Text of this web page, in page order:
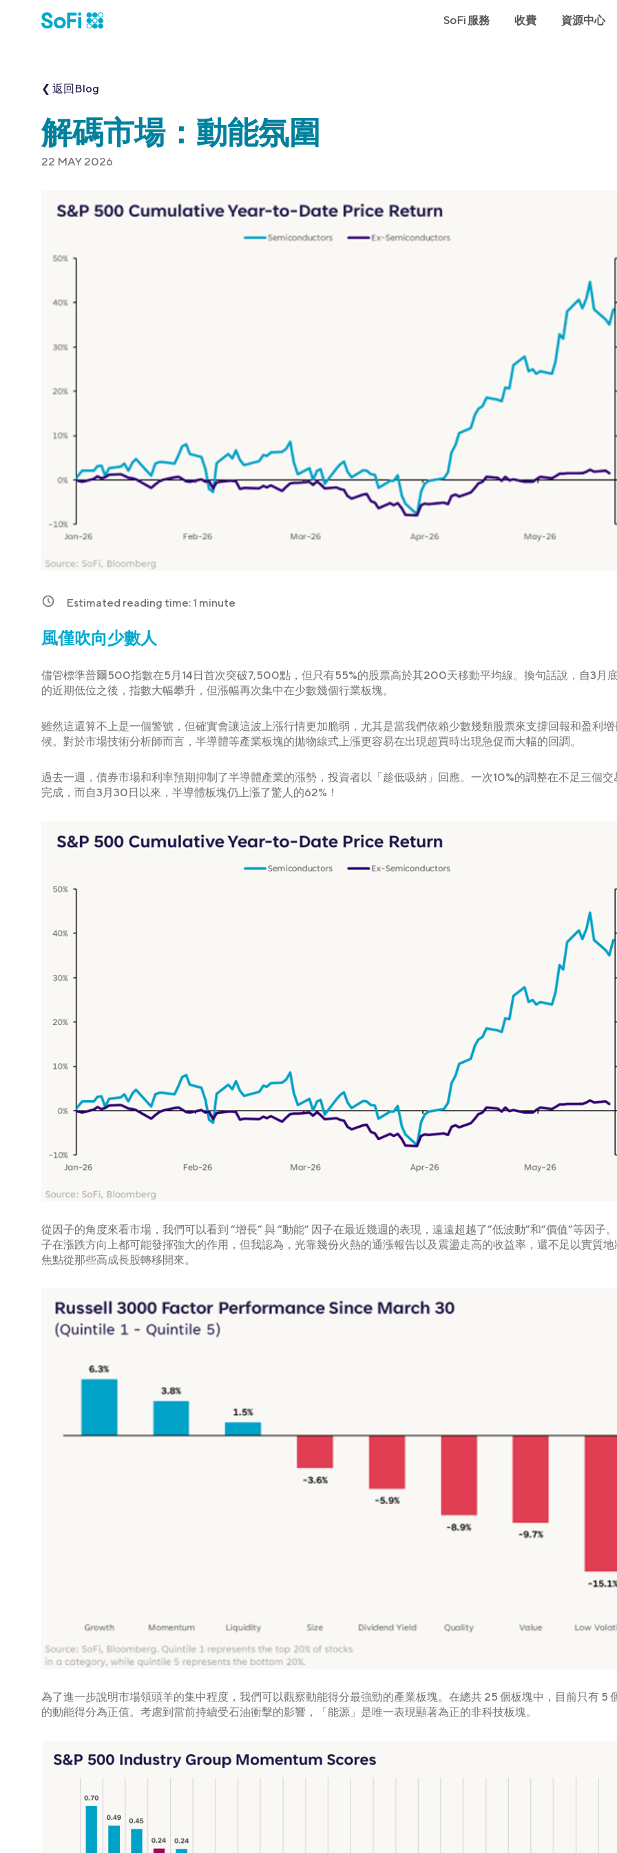
SoFi 服務 收費 資源中心
❮ 返回Blog
解碼市場：動能氛圍
22 MAY 2026
Estimated reading time: 1 minute
風僅吹向少數人
儘管標準普爾500指數在5月14日首次突破7,500點，但只有55%的股票高於其200天移動平均線。換句話說，自3月
的近期低位之後，指數大幅攀升，但漲幅再次集中在少數幾個行業板塊。
雖然這還算不上是一個警號，但確實會讓這波上漲行情更加脆弱，尤其是當我們依賴少數幾類股票來支撐回報和盈利增
候。對於市場技術分析師而言，半導體等產業板塊的拋物線式上漲更容易在出現超買時出現急促而大幅的回調。
過去一週，債券市場和利率預期抑制了半導體產業的漲勢，投資者以「趁低吸納」回應。一次10%的調整在不足三個交
完成，而自3月30日以來，半導體板塊仍上漲了驚人的62%！
從因子的角度來看市場，我們可以看到 “增長” 與 “動能” 因子在最近幾週的表現，遠遠超越了”低波動”和”價值”等因子
子在漲跌方向上都可能發揮強大的作用，但我認為，光靠幾份火熱的通漲報告以及震盪走高的收益率，還不足以實質地
焦點從那些高成長股轉移開來。
為了進一步說明市場領頭羊的集中程度，我們可以觀察動能得分最強勁的產業板塊。在總共 25 個板塊中，目前只有 5
的動能得分為正值。考慮到當前持續受石油衝擊的影響，「能源」是唯一表現顯著為正的非科技板塊。